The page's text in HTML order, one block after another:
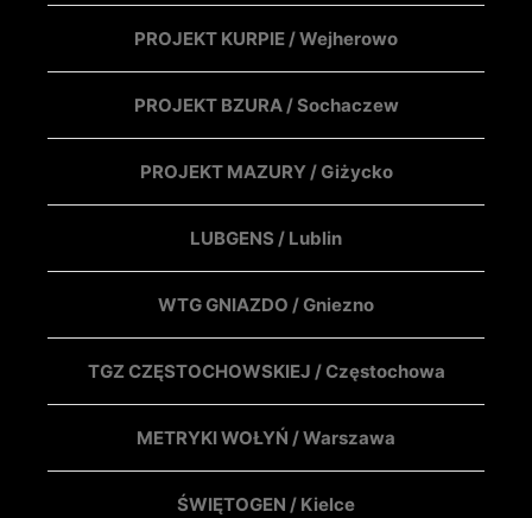
PROJEKT KURPIE / Wejherowo
PROJEKT BZURA / Sochaczew
PROJEKT MAZURY / Giżycko
LUBGENS / Lublin
WTG GNIAZDO / Gniezno
TGZ CZĘSTOCHOWSKIEJ / Częstochowa
METRYKI WOŁYŃ / Warszawa
ŚWIĘTOGEN / Kielce